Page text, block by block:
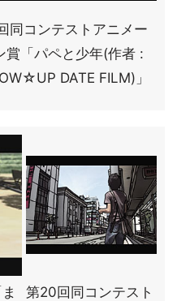
同コンテストアニメー
賞「パペと少年(作者 :
DATE FILM)」
第20回同コンテスト